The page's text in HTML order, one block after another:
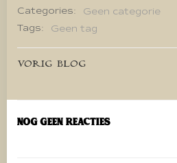
Categories:
Geen categorie
Tags:
Geen tag
Bericht
navigatie
VORIG BLOG
Nog geen reacties